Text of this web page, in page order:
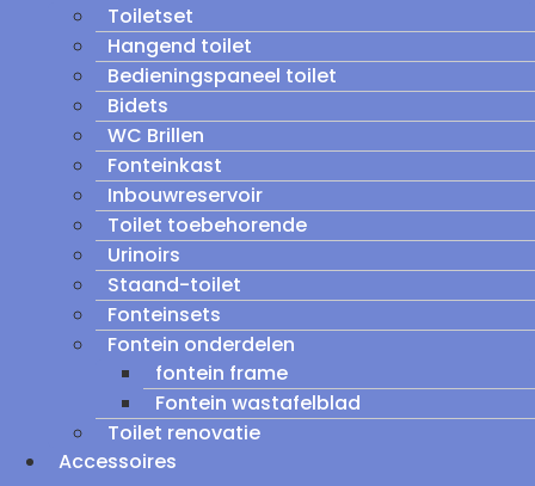
Toiletset
Hangend toilet
Bedieningspaneel toilet
Bidets
WC Brillen
Fonteinkast
Inbouwreservoir
Toilet toebehorende
Urinoirs
Staand-toilet
Fonteinsets
Fontein onderdelen
fontein frame
Fontein wastafelblad
Toilet renovatie
Accessoires